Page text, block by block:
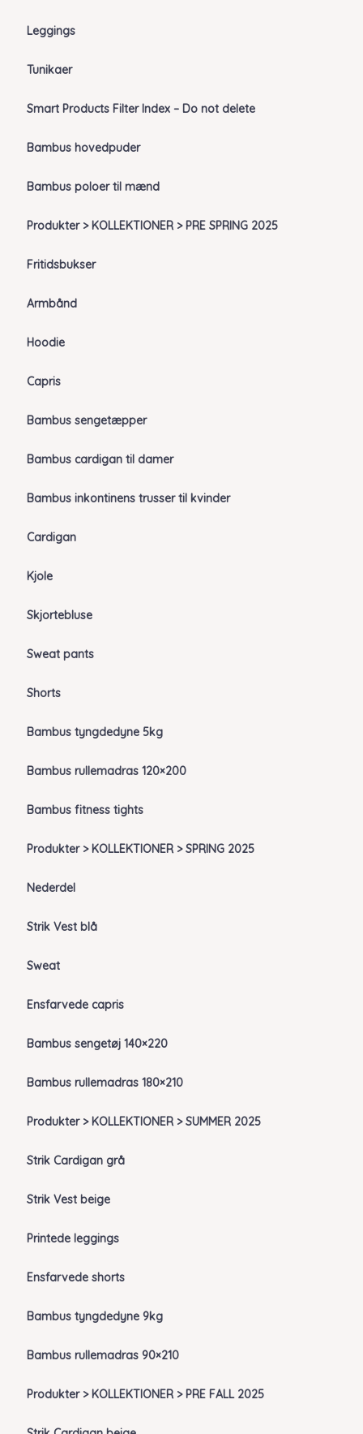
Leggings
Tunikaer
Smart Products Filter Index – Do not delete
Bambus hovedpuder
Bambus poloer til mænd
Produkter > KOLLEKTIONER > PRE SPRING 2025
Fritidsbukser
Armbånd
Hoodie
Capris
Bambus sengetæpper
Bambus cardigan til damer
Bambus inkontinens trusser til kvinder
Cardigan
Kjole
Skjortebluse
Sweat pants
Shorts
Bambus tyngdedyne 5kg
Bambus rullemadras 120×200
Bambus fitness tights
Produkter > KOLLEKTIONER > SPRING 2025
Nederdel
Strik Vest blå
Sweat
Ensfarvede capris
Bambus sengetøj 140×220
Bambus rullemadras 180×210
Produkter > KOLLEKTIONER > SUMMER 2025
Strik Cardigan grå
Strik Vest beige
Printede leggings
Ensfarvede shorts
Bambus tyngdedyne 9kg
Bambus rullemadras 90×210
Produkter > KOLLEKTIONER > PRE FALL 2025